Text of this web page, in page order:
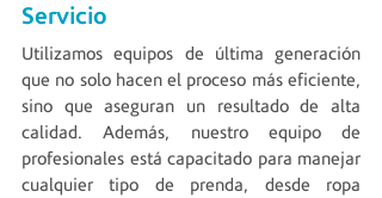
Servicio
Utilizamos equipos de última generación
que no solo hacen el proceso más eficiente,
sino que aseguran un resultado de alta
calidad. Además, nuestro equipo de
profesionales está capacitado para manejar
cualquier tipo de prenda, desde ropa